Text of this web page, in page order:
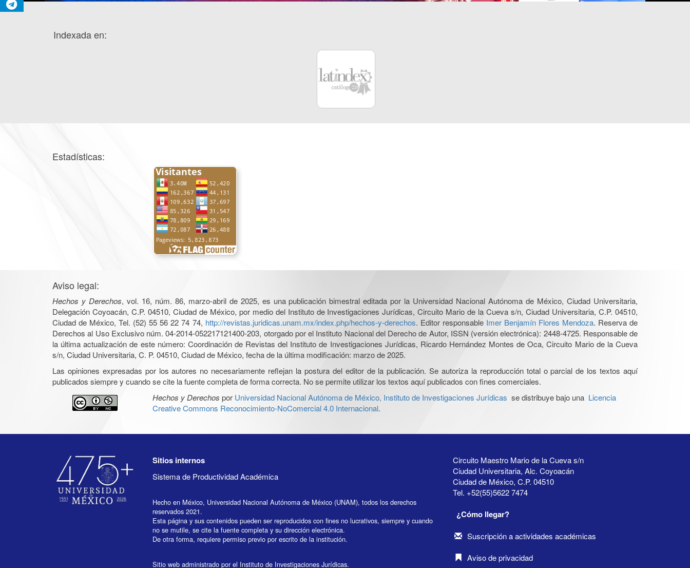
Indexada en:
Estadísticas:
Aviso legal:
Hechos y Derechos, vol. 16, núm. 86, marzo-abril de 2025, es una publicación bimestral editada por la Universidad Nacional Autónoma de México, Ciudad Universitaria,
Delegación Coyoacán, C.P. 04510, Ciudad de México, por medio del Instituto de Investigaciones Jurídicas, Circuito Mario de la Cueva s/n, Ciudad Universitaria, C.P. 04510,
Ciudad de México, Tel. (52) 55 56 22 74 74, http://revistas.juridicas.unam.mx/index.php/hechos-y-derechos. Editor responsable Imer Benjamín Flores Mendoza. Reserva de
Derechos al Uso Exclusivo núm. 04-2014-052217121400-203, otorgado por el Instituto Nacional del Derecho de Autor, ISSN (versión electrónica): 2448-4725. Responsable de
la última actualización de este número: Coordinación de Revistas del Instituto de Investigaciones Jurídicas, Ricardo Hernández Montes de Oca, Circuito Mario de la Cueva
s/n, Ciudad Universitaria, C. P. 04510, Ciudad de México, fecha de la última modificación: marzo de 2025.
Las opiniones expresadas por los autores no necesariamente reflejan la postura del editor de la publicación. Se autoriza la reproducción total o parcial de los textos aquí
publicados siempre y cuando se cite la fuente completa de forma correcta. No se permite utilizar los textos aquí publicados con fines comerciales.
Hechos y Derechos por Universidad Nacional Autónoma de México, Instituto de Investigaciones Jurídicas se distribuye bajo una Licencia
Creative Commons Reconocimiento-NoComercial 4.0 Internacional.
Sitios internos
Sistema de Productividad Académica
Hecho en México, Universidad Nacional Autónoma de México (UNAM), todos los derechos
reservados 2021.
Esta página y sus contenidos pueden ser reproducidos con fines no lucrativos, siempre y cuando
no se mutile, se cite la fuente completa y su dirección electrónica.
De otra forma, requiere permiso previo por escrito de la institución.
Sitio web administrado por el Instituto de Investigaciones Jurídicas.
Circuito Maestro Mario de la Cueva s/n
Ciudad Universitaria, Alc. Coyoacán
Ciudad de México, C.P. 04510
Tel. +52(55)5622 7474
¿Cómo llegar?
Suscripción a actividades académicas
Aviso de privacidad